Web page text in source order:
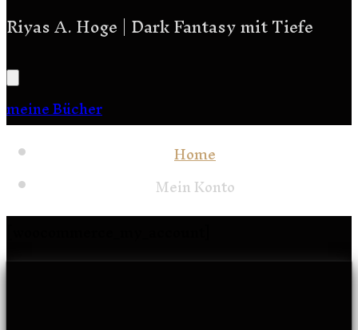
Riyas A. Hoge | Dark Fantasy mit Tiefe
meine Bücher
Home
Mein Konto